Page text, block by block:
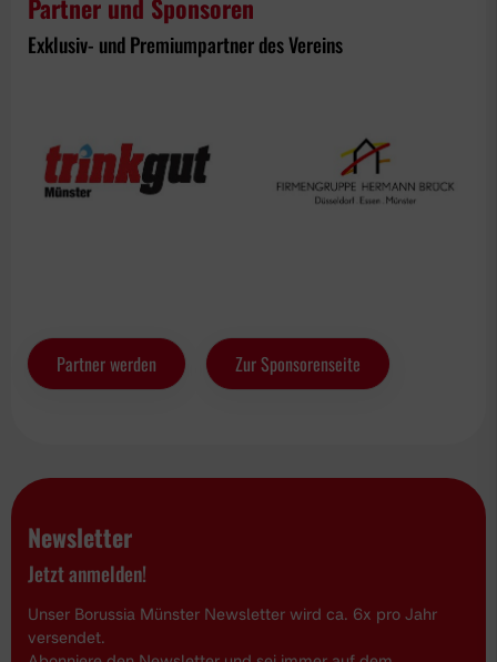
Partner und Sponsoren
Exklusiv- und Premiumpartner des Vereins
Partner werden Zur Sponsorenseite
Newsletter
Jetzt anmelden!
Unser Borussia Münster Newsletter wird ca. 6x pro Jahr
versendet.